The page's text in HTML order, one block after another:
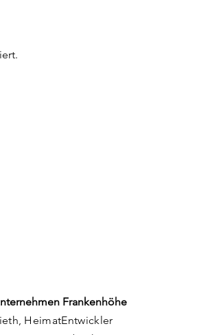
Frankenhöhe
HeimatEntwickler